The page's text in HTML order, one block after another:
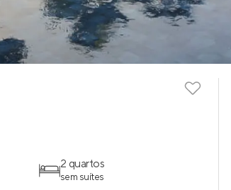
2 quartos
sem suítes